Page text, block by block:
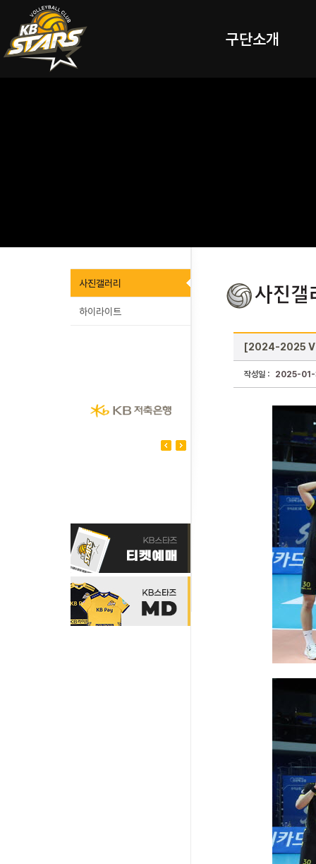
구단소개
사진갤러리
하이라이트
[2024-2025 V
작성일 : 2025-01-